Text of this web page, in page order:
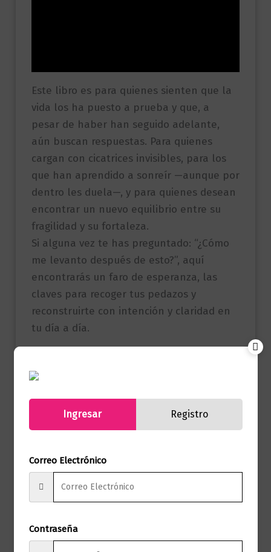
Este libro es para quienes sienten que la
vida los ha puesto a prueba y que, a
pesar de haber han seguido adelante,
aún buscan respuestas. Para quienes
cargan con cicatrices invisibles, para los
que han aprendido a sonreír —aunque por
dentro les duela—, y para quienes desean
encontrar un nuevo equilibrio entre su
fragilidad y su fortaleza.
Si alguna vez te has preguntado: “¿Cómo
me levanto después de esto?”, aquí
encontrarás un faro de esperanza, las
claves para recoger tus pedazos y
reconstruirte con intención y claridad en
tu día a día.
Marca Editorial Planeta
Autor
Formato
Ingresar Registro
Correo Electrónico
Contraseña